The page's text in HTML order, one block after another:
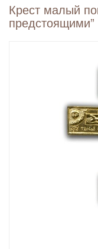
Крест малый
предстоящими”